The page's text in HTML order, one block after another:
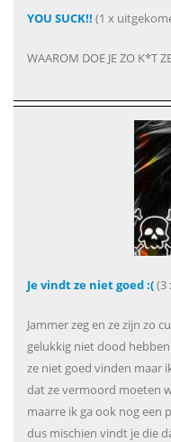
YOU SUCK!! (1 x
WAAROM DOE JE ZO K*T
Je vindt ze niet goed :((3
Jammer zeg en ze zijn zo
gelukkig niet dood
ze niet goed vinden maar
dat ze vermoord moeten
maarre ik ga ook nog een
dus mischien vindt je die